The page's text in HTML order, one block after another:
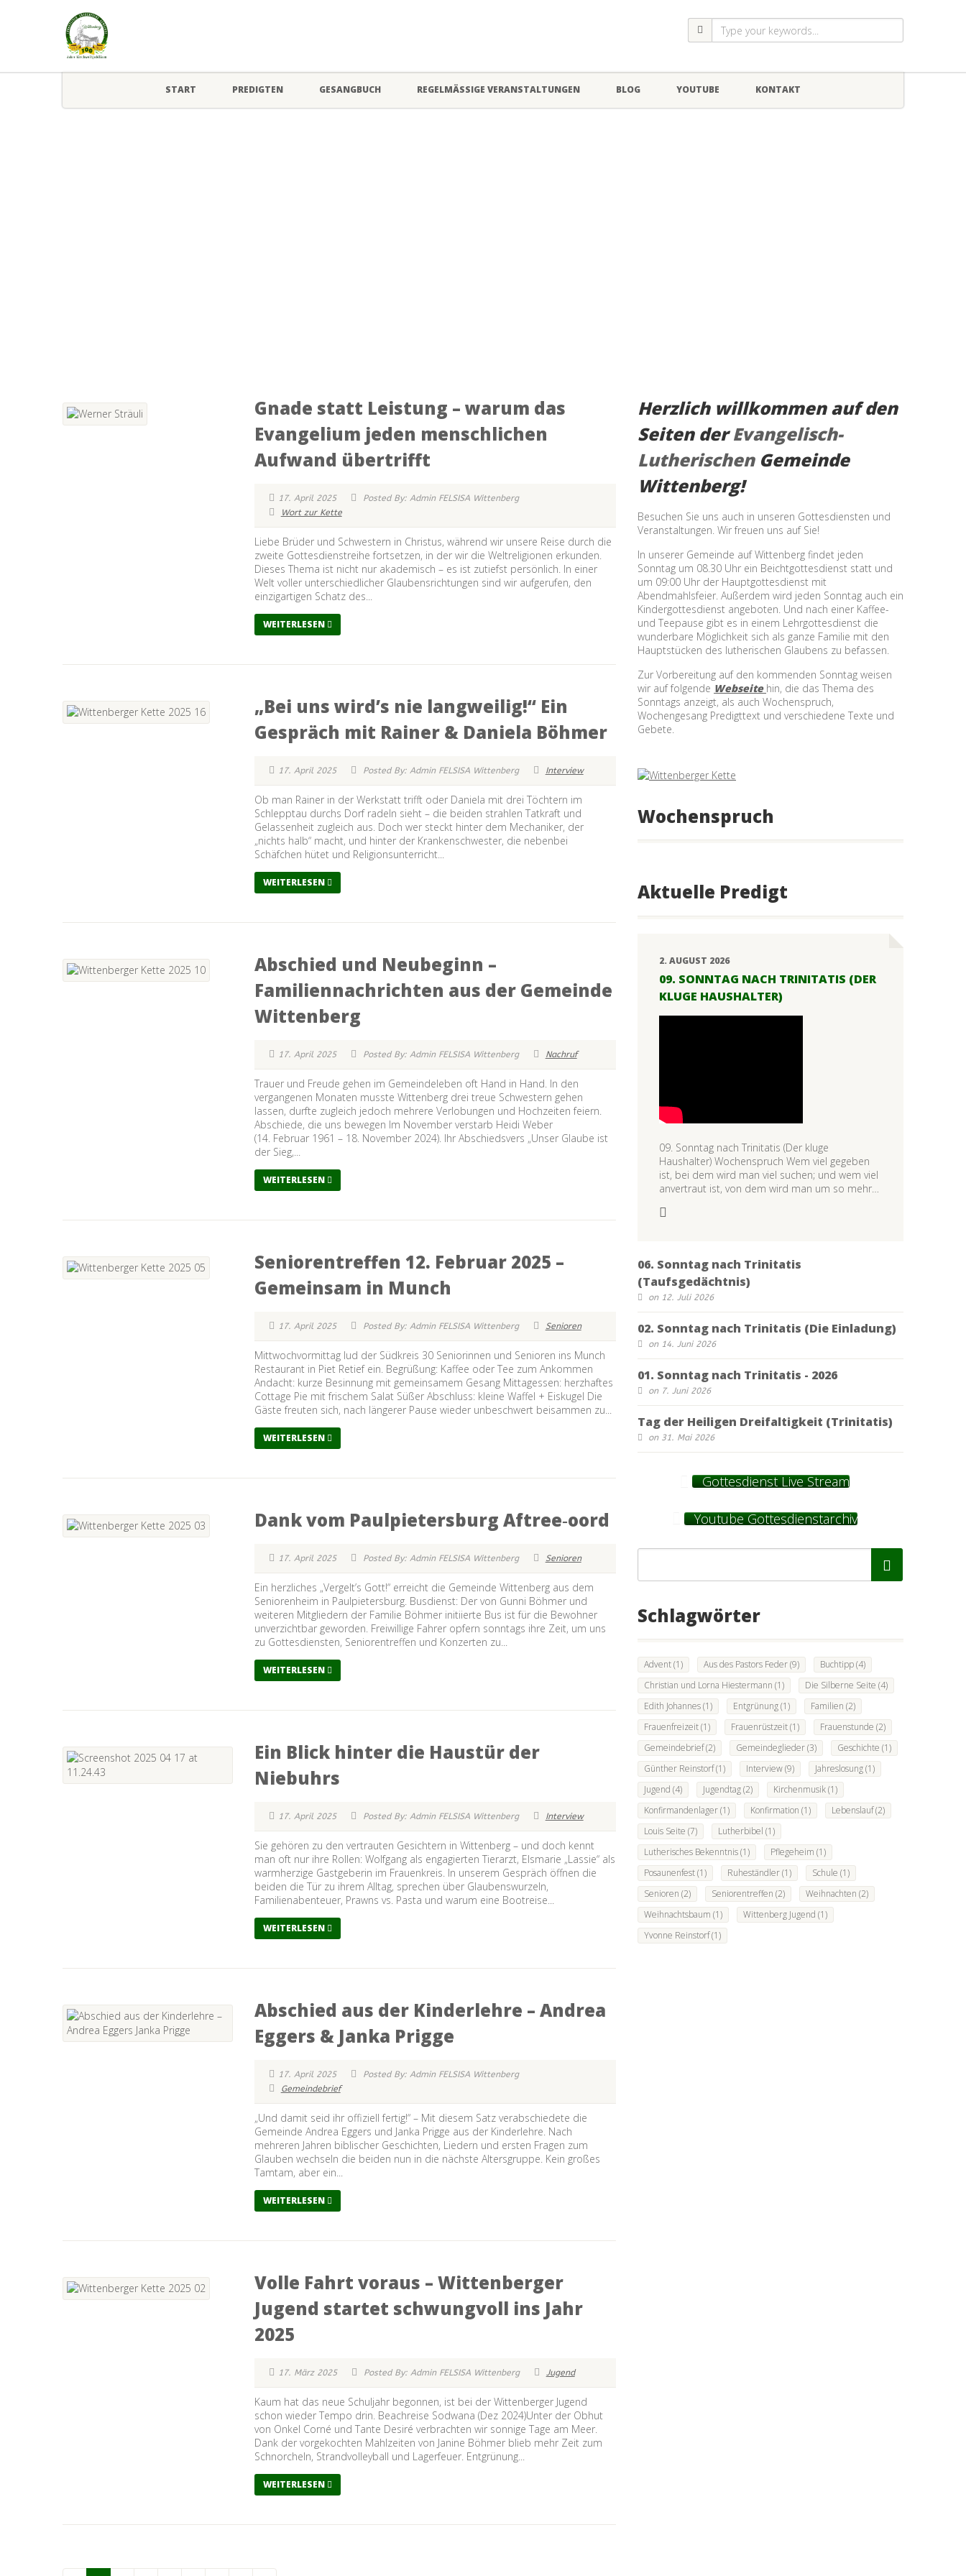
START PREDIGTEN GESANGBUCH REGELMÄSSIGE VERANSTALTUNGEN BLOG YOUTUBE KONTAKT
Gnade statt Leistung – warum das
Evangelium jeden menschlichen
Aufwand übertrifft
17. April 2025
Posted By: Admin FELSISA Wittenberg
Wort zur Kette
Liebe Brüder und Schwestern in Christus, während wir unsere Reise durch die
zweite Gottesdienstreihe fortsetzen, in der wir die Weltreligionen erkunden.
Dieses Thema ist nicht nur akademisch – es ist zutiefst persönlich. In einer
Welt voller unterschiedlicher Glaubensrichtungen sind wir aufgerufen, den
einzigartigen Schatz des...
WEITERLESEN
„Bei uns wird’s nie langweilig!“ Ein
Gespräch mit Rainer & Daniela Böhmer
17. April 2025 Posted By: Admin FELSISA Wittenberg Interview
Ob man Rainer in der Werkstatt trifft oder Daniela mit drei Töchtern im
Schlepptau durchs Dorf radeln sieht – die beiden strahlen Tatkraft und
Gelassenheit zugleich aus. Doch wer steckt hinter dem Mechaniker, der
„nichts halb“ macht, und hinter der Krankenschwester, die nebenbei
Schäfchen hütet und Religionsunterricht...
WEITERLESEN
Abschied und Neubeginn –
Familiennachrichten aus der Gemeinde
Wittenberg
17. April 2025 Posted By: Admin FELSISA Wittenberg Nachruf
Trauer und Freude gehen im Gemeindeleben oft Hand in Hand. In den
vergangenen Monaten musste Wittenberg drei treue Schwestern gehen
lassen, durfte zugleich jedoch mehrere Verlobungen und Hochzeiten feiern.
Abschiede, die uns bewegen Im November verstarb Heidi Weber
(14. Februar 1961 – 18. November 2024). Ihr Abschiedsvers „Unser Glaube ist
der Sieg,...
WEITERLESEN
Seniorentreffen 12. Februar 2025 –
Gemeinsam in Munch
17. April 2025 Posted By: Admin FELSISA Wittenberg Senioren
Mittwochvormittag lud der Südkreis 30 Seniorinnen und Senioren ins Munch
Restaurant in Piet Retief ein. Begrüßung: Kaffee oder Tee zum Ankommen
Andacht: kurze Besinnung mit gemeinsamem Gesang Mittagessen: herzhaftes
Cottage Pie mit frischem Salat Süßer Abschluss: kleine Waffel + Eiskugel Die
Gäste freuten sich, nach längerer Pause wieder unbeschwert beisammen zu...
WEITERLESEN
Dank vom Paulpietersburg Aftree‑oord
17. April 2025 Posted By: Admin FELSISA Wittenberg Senioren
Ein herzliches „Vergelt’s Gott!“ erreicht die Gemeinde Wittenberg aus dem
Seniorenheim in Paulpietersburg. Busdienst: Der von Gunni Böhmer und
weiteren Mitgliedern der Familie Böhmer initiierte Bus ist für die Bewohner
unverzichtbar geworden. Freiwillige Fahrer opfern sonntags ihre Zeit, um uns
zu Gottesdiensten, Seniorentreffen und Konzerten zu...
WEITERLESEN
Ein Blick hinter die Haustür der
Niebuhrs
17. April 2025 Posted By: Admin FELSISA Wittenberg Interview
Sie gehören zu den vertrauten Gesichtern in Wittenberg – und doch kennt
man oft nur ihre Rollen: Wolfgang als engagierten Tierarzt, Elsmarie „Lassie“ als
warmherzige Gastgeberin im Frauenkreis. In unserem Gespräch öffnen die
beiden die Tür zu ihrem Alltag, sprechen über Glaubenswurzeln,
Familienabenteuer, Prawns vs. Pasta und warum eine Bootreise...
WEITERLESEN
Abschied aus der Kinderlehre – Andrea
Eggers & Janka Prigge
17. April 2025
Posted By: Admin FELSISA Wittenberg
Gemeindebrief
„Und damit seid ihr offiziell fertig!“ – Mit diesem Satz verabschiedete die
Gemeinde Andrea Eggers und Janka Prigge aus der Kinderlehre. Nach
mehreren Jahren biblischer Geschichten, Liedern und ersten Fragen zum
Glauben wechseln die beiden nun in die nächste Altersgruppe. Kein großes
Tamtam, aber ein...
WEITERLESEN
Volle Fahrt voraus – Wittenberger
Jugend startet schwungvoll ins Jahr
2025
17. März 2025 Posted By: Admin FELSISA Wittenberg Jugend
Kaum hat das neue Schuljahr begonnen, ist bei der Wittenberger Jugend
schon wieder Tempo drin. Beachreise Sodwana (Dez 2024)Unter der Obhut
von Onkel Corné und Tante Desiré verbrachten wir sonnige Tage am Meer.
Dank der vorgekochten Mahlzeiten von Janine Böhmer blieb mehr Zeit zum
Schnorcheln, Strand­volleyball und Lagerfeuer. Entgrünung...
WEITERLESEN
Herzlich willkommen auf den
Seiten derEvangelisch-
LutherischenGemeinde
Wittenberg!
Besuchen Sie uns auch in unseren Gottesdiensten und
Veranstaltungen. Wir freuen uns auf Sie!
In unserer Gemeinde auf Wittenberg findet jeden
Sonntag um 08.30 Uhr ein Beichtgottesdienst statt und
um 09:00 Uhr der Hauptgottesdienst mit
Abendmahlsfeier. Außerdem wird jeden Sonntag auch ein
Kindergottesdienst angeboten. Und nach einer Kaffee-
und Teepause gibt es in einem Lehrgottesdienst die
wunderbare Möglichkeit sich als ganze Familie mit den
Hauptstücken des lutherischen Glaubens zu befassen.
Zur Vorbereitung auf den kommenden Sonntag weisen
wir auf folgende Webseite hin, die das Thema des
Sonntags anzeigt, als auch Wochenspruch,
Wochengesang Predigttext und verschiedene Texte und
Gebete.
Wochenspruch
Aktuelle Predigt
2. AUGUST 2026
09. SONNTAG NACH TRINITATIS (DER
KLUGE HAUSHALTER)
09. Sonntag nach Trinitatis (Der kluge
Haushalter) Wochenspruch Wem viel gegeben
ist, bei dem wird man viel suchen; und wem viel
anvertraut ist, von dem wird man um so mehr…
06. Sonntag nach Trinitatis
(Taufsgedächtnis)
on 12. Juli 2026
02. Sonntag nach Trinitatis (Die Einladung)
on 14. Juni 2026
01. Sonntag nach Trinitatis - 2026
on 7. Juni 2026
Tag der Heiligen Dreifaltigkeit (Trinitatis)
on 31. Mai 2026
Gottesdienst Live Stream
Youtube Gottesdienstarchiv
Schlagwörter
Advent(1) Aus des Pastors Feder(9) Buchtipp(4)
Christian und Lorna Hiestermann (1) Die Silberne Seite (4)
Edith Johannes(1) Entgrünung(1) Familien (2)
Frauenfreizeit(1) Frauenrüstzeit(1) Frauenstunde (2)
Gemeindebrief(2) Gemeindeglieder(3) Geschichte (1)
Günther Reinstorf(1) Interview(9) Jahreslosung(1)
Jugend (4) Jugendtag(2) Kirchenmusik(1)
Konfirmandenlager(1) Konfirmation (1) Lebenslauf(2)
Louis Seite (7) Lutherbibel (1)
Lutherisches Bekenntnis(1) Pflegeheim (1)
Posaunenfest(1) Ruheständler(1) Schule (1)
Senioren (2) Seniorentreffen (2) Weihnachten (2)
Weihnachtsbaum (1) Wittenberg Jugend (1)
Yvonne Reinstorf(1)